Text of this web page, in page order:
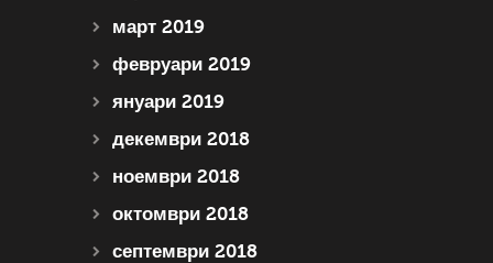
март 2019
февруари 2019
януари 2019
декември 2018
ноември 2018
октомври 2018
септември 2018